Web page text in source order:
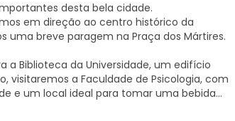
desta bela cidade.
em direção ao centro histórico da
breve paragem na Praça dos Mártires.
a Biblioteca da Universidade, um edifício
visitaremos a Faculdade de Psicologia, com
e um local ideal para tomar uma bebida